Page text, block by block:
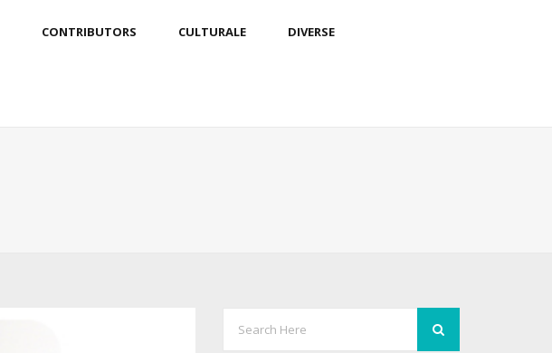
CONTRIBUTORS CULTURALE DIVERSE